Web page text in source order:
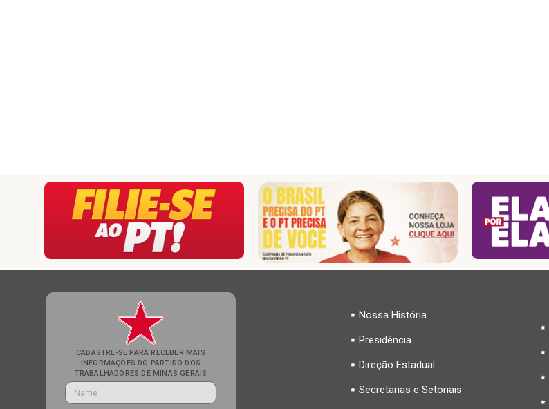
CADASTRE-SE PARA RECEBER MAIS
INFORMAÇÕES DO PARTIDO DOS
TRABALHADORES DE MINAS GERAIS
Nossa História
Presidência
Direção Estadual
Secretarias e Setoriais